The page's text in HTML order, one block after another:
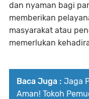
dan nyaman bagi
memberikan
masyarakat atau
memerlukan
Baca Juga : Jaga
Aman! Tokoh